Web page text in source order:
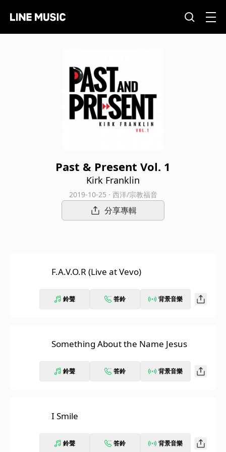
Past & Present Vol. 1
Kirk Franklin
2019-10-25 · 西洋/宗教福音
分享專輯
F.A.V.O.R (Live at Vevo)
鈴聲 答鈴 背景音樂
Something About the Name Jesus
鈴聲 答鈴 背景音樂
I Smile
鈴聲 答鈴 背景音樂